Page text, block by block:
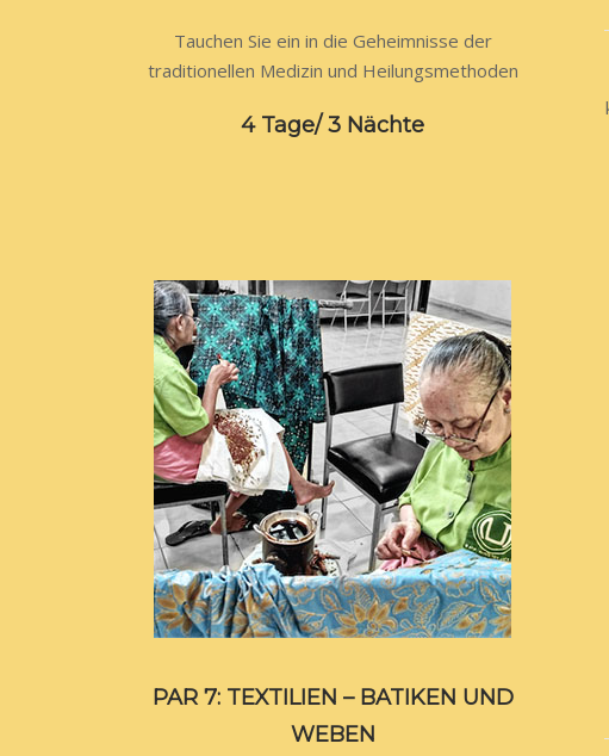
Tauchen Sie ein in die Geheimnisse der
traditionellen Medizin und Heilungsmethoden
4 Tage/ 3 Nächte
PAR 7: TEXTILIEN – BATIKEN UND
WEBEN